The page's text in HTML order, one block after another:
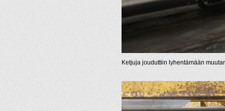
Ketjuja jouduttiin lyhentämään